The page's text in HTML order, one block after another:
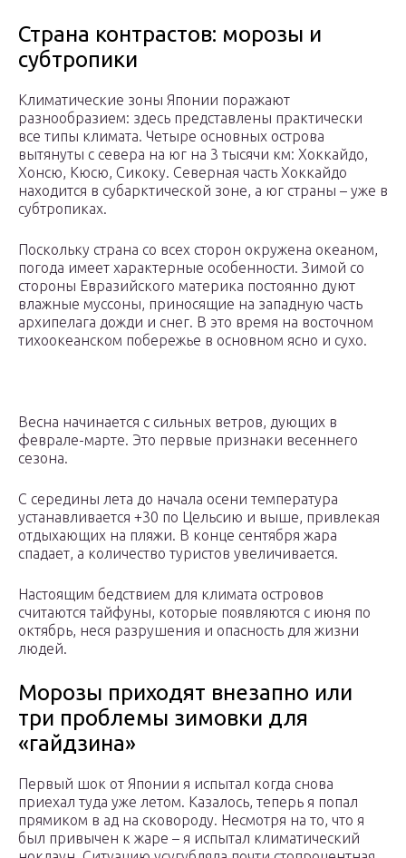
Страна контрастов: морозы и
субтропики
Климатические зоны Японии поражают
разнообразием: здесь представлены практически
все типы климата. Четыре основных острова
вытянуты с севера на юг на 3 тысячи км: Хоккайдо,
Хонсю, Кюсю, Сикоку. Северная часть Хоккайдо
находится в субарктической зоне, а юг страны – уже в
субтропиках.
Поскольку страна со всех сторон окружена океаном,
погода имеет характерные особенности. Зимой со
стороны Евразийского материка постоянно дуют
влажные муссоны, приносящие на западную часть
архипелага дожди и снег. В это время на восточном
тихоокеанском побережье в основном ясно и сухо.
Весна начинается с сильных ветров, дующих в
феврале-марте. Это первые признаки весеннего
сезона.
С середины лета до начала осени температура
устанавливается +30 по Цельсию и выше, привлекая
отдыхающих на пляжи. В конце сентября жара
спадает, а количество туристов увеличивается.
Настоящим бедствием для климата островов
считаются тайфуны, которые появляются с июня по
октябрь, неся разрушения и опасность для жизни
людей.
Морозы приходят внезапно или
три проблемы зимовки для
«гайдзина»
Первый шок от Японии я испытал когда снова
приехал туда уже летом. Казалось, теперь я попал
прямиком в ад на сковороду. Несмотря на то, что я
был привычен к жаре – я испытал климатический